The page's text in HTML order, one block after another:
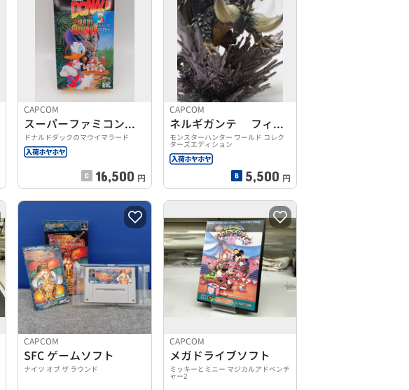
CAPCOM
スーパーファミコンソフト
ドナルドダックのマウイマラード
16,500 円
CAPCOM
ネルギガンテ フィギュア
モンスターハンター ワールド コレク
ターズエディション
5,500 円
CAPCOM
SFC ゲームソフト
ナイツ オブ ザ ラウンド
CAPCOM
メガドライブソフト
ミッキーとミニー マジカルアドベンチ
ャー2